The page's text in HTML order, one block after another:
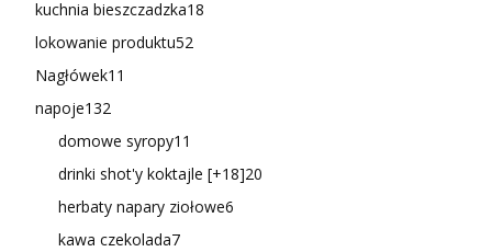
kuchnia bieszczadzka18
lokowanie produktu52
Nagłówek11
napoje132
domowe syropy11
drinki shot'y koktajle [+18]20
herbaty napary ziołowe6
kawa czekolada7